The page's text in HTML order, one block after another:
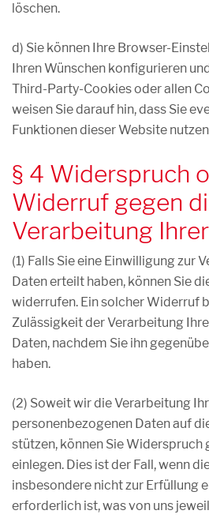
löschen.
d) Sie können Ihre Browser-
Ihren Wünschen konfigurieren
Third-Party-Cookies oder allen
weisen Sie darauf hin, dass Sie
Funktionen dieser Website
§ 4 Widerspruch
Widerruf gegen
Verarbeitung
(1) Falls Sie eine Einwilligung zur
Daten erteilt haben, können Sie
widerrufen. Ein solcher Widerruf
Zulässigkeit der Verarbeitung
Daten, nachdem Sie ihn
haben.
(2) Soweit wir die Verarbeitung
personenbezogenen Daten auf
stützen, können Sie Widerspruch
einlegen. Dies ist der Fall, wenn
insbesondere nicht zur Erfüllung
erforderlich ist, was von uns